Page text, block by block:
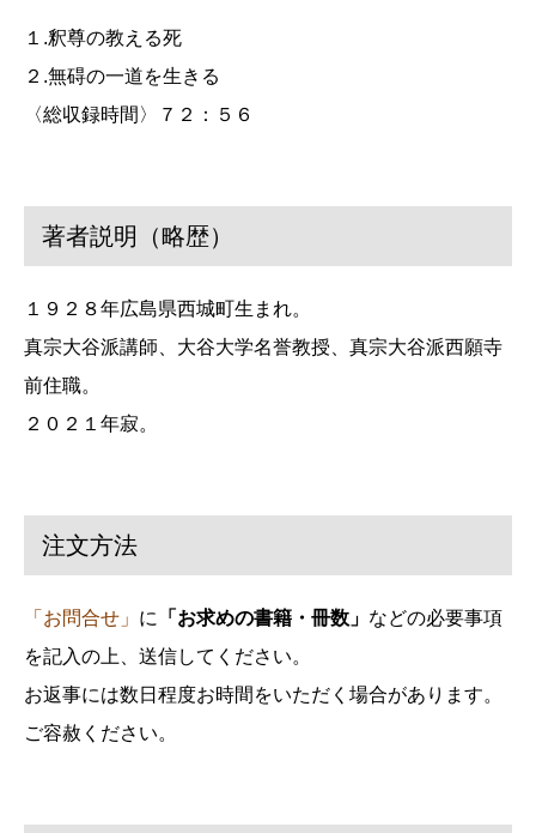
１.釈尊の教える死
２.無碍の一道を生きる
〈総収録時間〉７２：５６
著者説明（略歴）
１９２８年広島県西城町生まれ。
真宗大谷派講師、大谷大学名誉教授、真宗大谷派西願寺
前住職。
２０２１年寂。
注文方法
「お問合せ」 に 「お求めの書籍・冊数」 などの必要事項
を記入の上、送信してください。
お返事には数日程度お時間をいただく場合があります。
ご容赦ください。